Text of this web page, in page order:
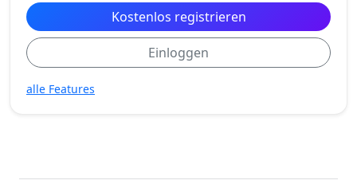
Kostenlos registrieren
Einloggen
alle Features